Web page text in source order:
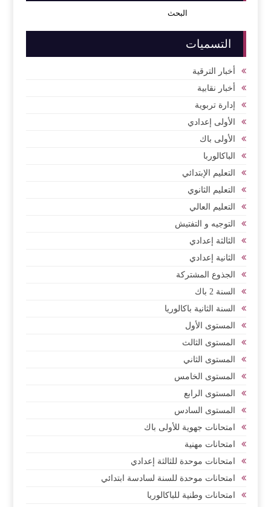
التسميات
أخبار الترقية
أخبار نقابية
إدارة تربوية
الأولى إعدادي
الأولى باك
الباكالوربا
التعليم الإبتدائي
التعليم الثانوي
التعليم العالي
التوجيه و التفتيش
الثالثة إعدادي
الثانية إعدادي
الجذوع المشتركة
السنة 2 باك
السنة الثانية باكالوريا
المستوى الأول
المستوى الثالث
المستوى الثاني
المستوى الخامس
المستوى الرابع
المستوى السادس
امتحانات جهوية للأولى باك
امتحانات مهنية
امتحانات موحدة للثالثة إعدادي
امتحانات موحدة للسنة لسادسة ابتدائي
امتحانات وطنية للباكالوريا